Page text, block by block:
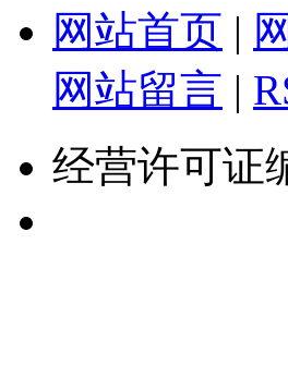
网站首页 |
网站留言 |
经营许可证